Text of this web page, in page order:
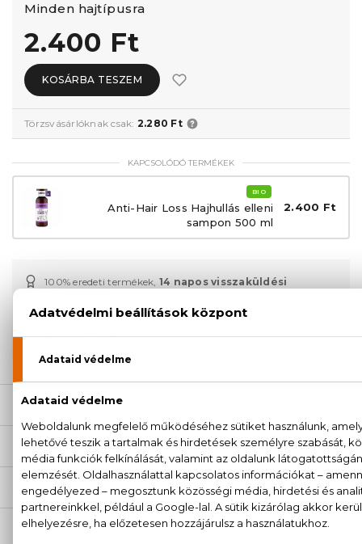
Minden hajtípusra
2.400 Ft
KOSÁRBA TESZEM
Törzsvásárlóknak csak: 2.280 Ft
KAPCSOLÓDÓ TERMÉKEK
BIO
Anti-Hair Loss Hajhullás elleni
sampon 500 ml
2.400 Ft
100% eredeti termékek, 14 napos visszaküldési
Kérdésed van, elakadtál? Hívd ügyfélszolgálatunkat:
20 779 1924
LEÍRÁS
ÉRTÉKELÉSEK (0)
SZÁLLÍTÁS